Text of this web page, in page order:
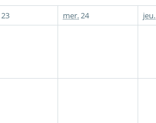
23 mer. 24 jeu.